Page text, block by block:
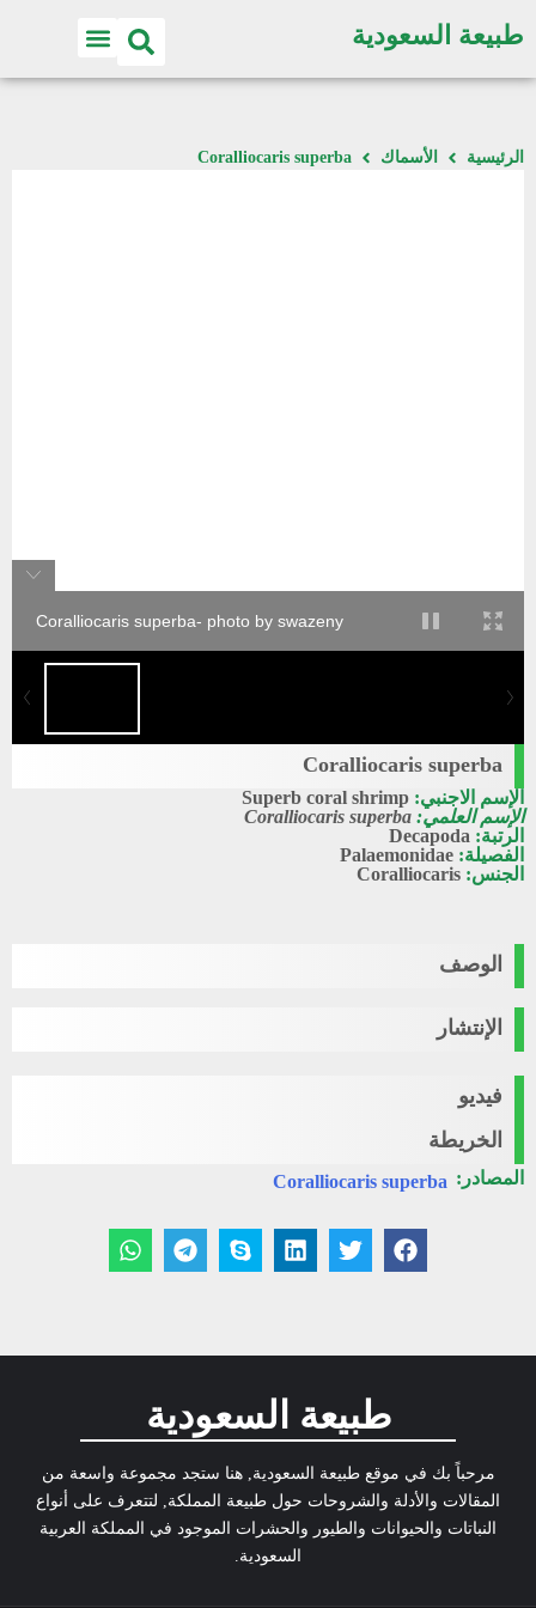
طبيعة السعودية
الرئيسية الأسماك Coralliocaris superba
Coralliocaris superba- photo by swazeny
Coralliocaris superba
الإسم الاجنبي: Superb coral shrimp
الإسم العلمي: Coralliocaris superba
الرتبة: Decapoda
الفصيلة: Palaemonidae
الجنس: Coralliocaris
الوصف
الإنتشار
فيديو
الخريطة
المصادر: Coralliocaris superba
طبيعة السعودية
مرحباً بك في موقع طبيعة السعودية, هنا ستجد مجموعة واسعة من
المقالات والأدلة والشروحات حول طبيعة المملكة, لتتعرف على أنواع
النباتات والحيوانات والطيور والحشرات الموجود في المملكة العربية
السعودية.